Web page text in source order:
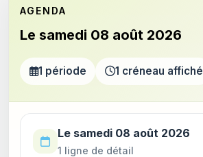
AGENDA
Le samedi 08 août 2026
1 période 1 créneau affiché
Le samedi 08 août 2026
1 ligne de détail